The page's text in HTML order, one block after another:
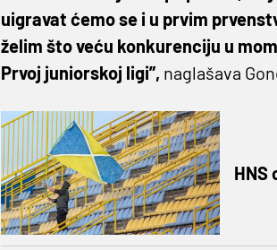
uigravat ćemo se i u prvim
želim što veću konkurenciju u
Prvoj juniorskoj ligi”, naglašava